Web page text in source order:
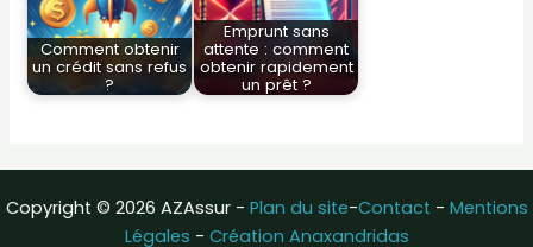
Comment obtenir
un crédit sans refus
?
Emprunt sans
attente : comment
obtenir rapidement
un prêt ?
Copyright © 2026 AZAssur - Plan du site-Contact - Mentions
Légales - Création Anaxandridas